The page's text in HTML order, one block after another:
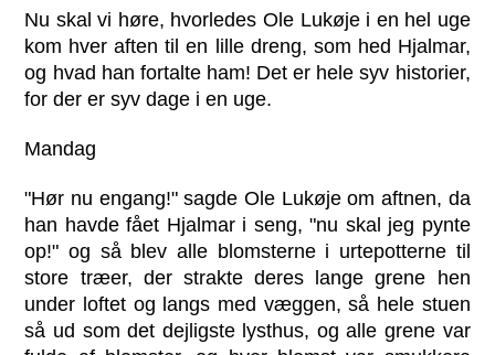
Nu skal vi høre, hvorledes Ole Lukøje i en hel uge
kom hver aften til en lille dreng, som hed Hjalmar,
og hvad han fortalte ham! Det er hele syv historier,
for der er syv dage i en uge.
Mandag
"Hør nu engang!" sagde Ole Lukøje om aftnen, da
han havde fået Hjalmar i seng, "nu skal jeg pynte
op!" og så blev alle blomsterne i urtepotterne til
store træer, der strakte deres lange grene hen
under loftet og langs med væggen, så hele stuen
så ud som det dejligste lysthus, og alle grene var